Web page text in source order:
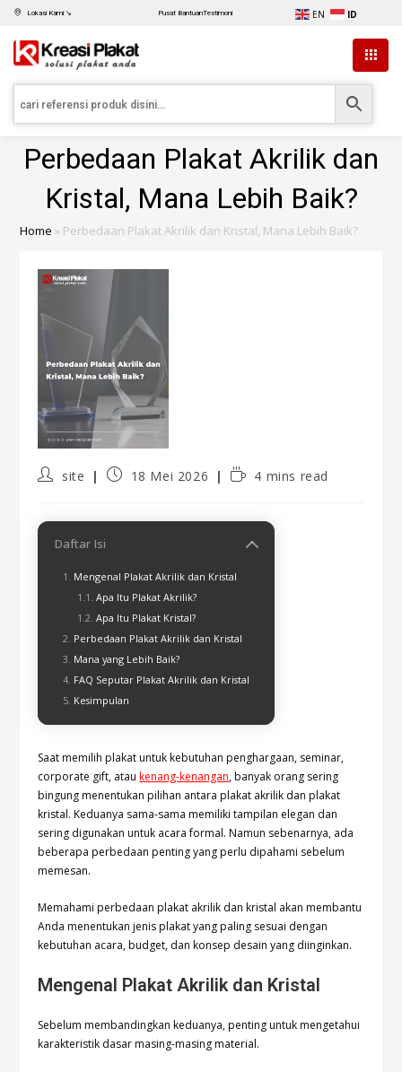
Lokasi Kami ↘ Pusat BantuanTestimoni EN ID
Perbedaan Plakat Akrilik dan
Kristal, Mana Lebih Baik?
Home » Perbedaan Plakat Akrilik dan Kristal, Mana Lebih Baik?
site 18 Mei 2026 4 mins read
Daftar Isi
Mengenal Plakat Akrilik dan Kristal
Apa Itu Plakat Akrilik?
Apa Itu Plakat Kristal?
Perbedaan Plakat Akrilik dan Kristal
Mana yang Lebih Baik?
FAQ Seputar Plakat Akrilik dan Kristal
Kesimpulan
Saat memilih plakat untuk kebutuhan penghargaan, seminar,
corporate gift, ataukenang-kenangan, banyak orang sering
bingung menentukan pilihan antara plakat akrilik dan plakat
kristal. Keduanya sama-sama memiliki tampilan elegan dan
sering digunakan untuk acara formal. Namun sebenarnya, ada
beberapa perbedaan penting yang perlu dipahami sebelum
memesan.
Memahami perbedaan plakat akrilik dan kristal akan membantu
Anda menentukan jenis plakat yang paling sesuai dengan
kebutuhan acara, budget, dan konsep desain yang diinginkan.
Mengenal Plakat Akrilik dan Kristal
Sebelum membandingkan keduanya, penting untuk mengetahui
karakteristik dasar masing-masing material.